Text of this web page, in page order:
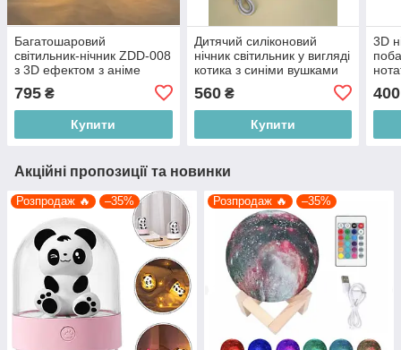
Багатошаровий
світильник-нічник ZDD-008
з 3D ефектом з аніме
795 ₴
Купити
Дитячий силіконовий
нічник світильник у вигляді
котика з синіми вушками
Cutte bear MJ-010, білий
560₴
Купити
3D
400
Акційні пропозиції та новинки
Розпродаж 🔥 –35% Розпродаж 🔥 –35%